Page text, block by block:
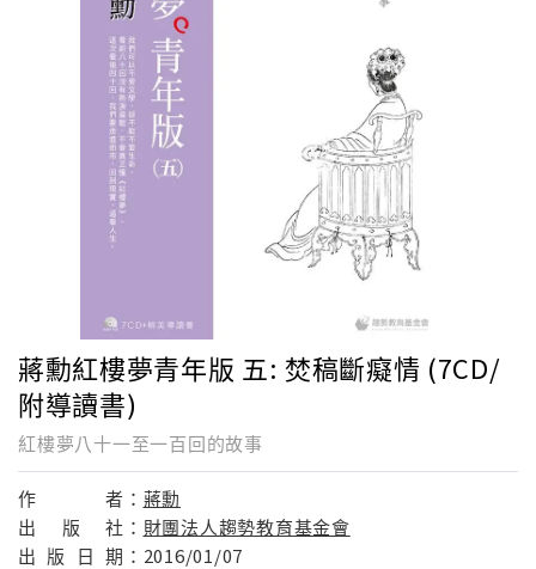
蔣勳紅樓夢青年版 五: 焚稿斷癡情 (7CD/
附導讀書)
紅樓夢八十一至一百回的故事
作 者： 蔣勳
出
版 社： 財團法人趨勢教育基金會
出 版 日 期： 2016/01/07